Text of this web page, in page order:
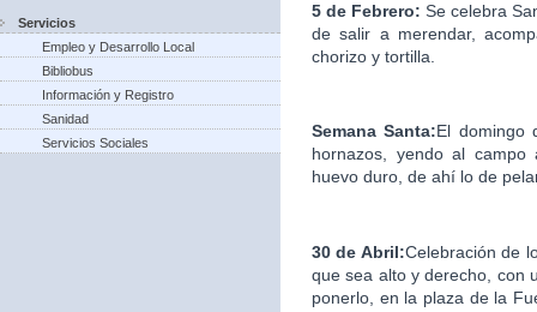
Servicios
Empleo y Desarrollo Local
Bibliobus
Información y Registro
Sanidad
Servicios Sociales
5 de Febrero:Se celebra
de salir a merendar,
chorizo y tortilla.
Semana Santa:El domingo
hornazos, yendo al
huevo duro, de ahí lo de
30 de Abril:Celebración de
que sea alto y derecho, con
ponerlo, en la plaza de la